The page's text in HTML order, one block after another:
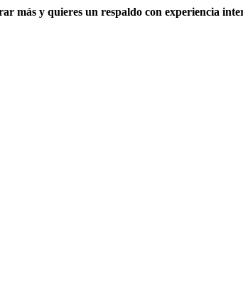
más y quieres un respaldo con experiencia